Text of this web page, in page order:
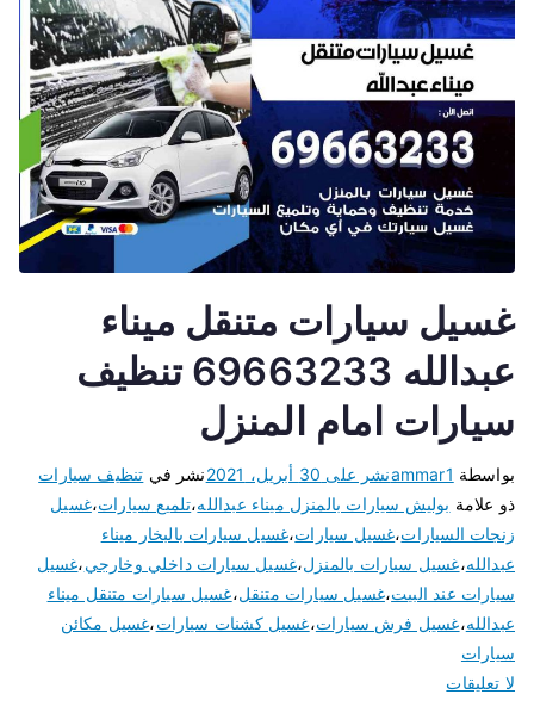
غسيل سيارات متنقل ميناء
عبدالله 69663233 تنظيف
سيارات امام المنزل
بواسطة ammar1نشر على 30 أبريل، 2021 نشر في تنظيف سيارات
ذو علامة بوليش سيارات بالمنزل ميناء عبدالله،تلميع سيارات،غسيل
زنجات السيارات،غسيل سيارات،غسيل سيارات بالبخار ميناء
عبدالله،غسيل سيارات بالمنزل،غسيل سيارات داخلي وخارجي،غسيل
سيارات عند البيت،غسيل سيارات متنقل،غسيل سيارات متنقل ميناء
عبدالله،غسيل فرش سيارات،غسيل كشنات سيارات،غسيل مكائن
سيارات
لا تعليقات